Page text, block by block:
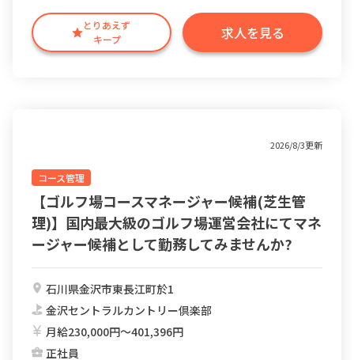
とりあえず
キープ
求人を見る
2026/8/3更新
コース管理
【ゴルフ場コースマネージャー候補(芝生管
理)】国内最大級のゴルフ場運営会社にてマネ
ージャー候補として勤務してみませんか?
石川県金沢市東長江町於1
金沢セントラルカントリー倶楽部
月給230,000円〜401,396円
正社員